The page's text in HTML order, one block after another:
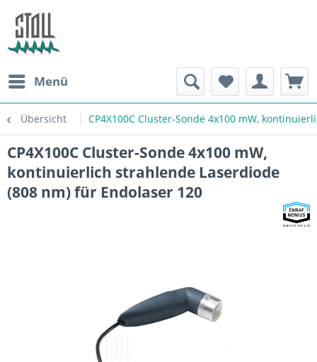
Menü
Übersicht CP4X100C Cluster-Sonde 4x100 mW,
CP4X100C Cluster-Sonde 4x100 mW,
kontinuierlich strahlende Laserdiode
(808 nm) für Endolaser 120